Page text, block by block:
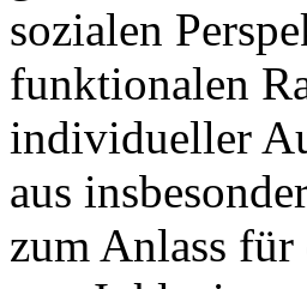
sozialen
funktionalen
individueller
aus
zum Anlass